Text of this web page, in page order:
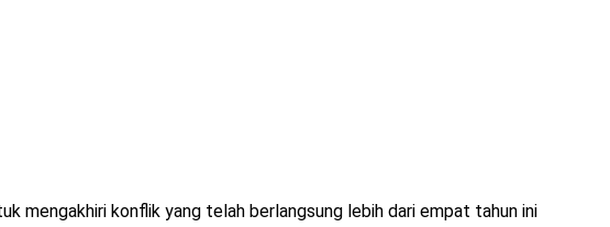
mengakhiri konflik yang telah berlangsung lebih dari empat tahun ini